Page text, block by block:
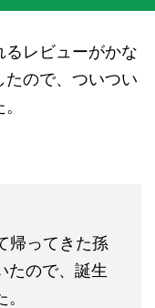
レビューがかな
たので、ついつい
帰ってきた孫
たので、誕生